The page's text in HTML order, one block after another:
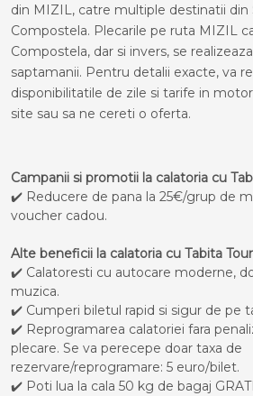
din MIZIL, catre multiple destinatii din
Compostela. Plecarile pe ruta MIZIL
Compostela, dar si invers, se
saptamanii. Pentru detalii exacte, va
disponibilitatile de zile si tarife in
site sau sa ne cereti o oferta.
Campanii si promotii la calatoria cu
✔️ Reducere de pana la 25€/grup de
voucher cadou.
Alte beneficii la calatoria cu Tabita
✔️ Calatoresti cu autocare moderne,
muzica.
✔️ Cumperi biletul rapid si sigur de pe
✔️ Reprogramarea calatoriei fara
plecare. Se va perecepe doar taxa de
rezervare/reprogramare: 5 euro/bilet.
✔️ Poti lua la cala 50 kg de bagaj